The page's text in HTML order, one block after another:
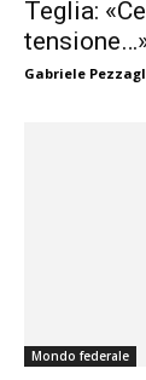
Teglia:
Gabriele
Mondo federale